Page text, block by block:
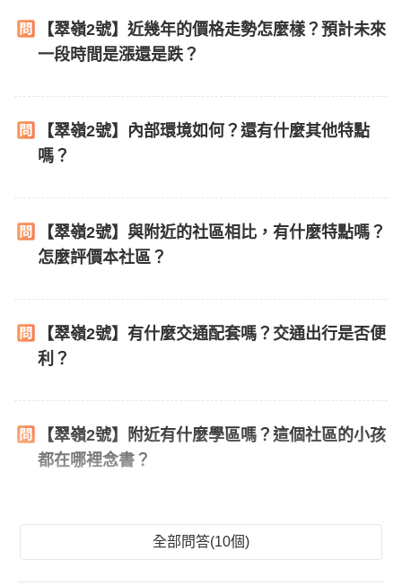
【翠嶺2號】近幾年的價格走勢怎麼樣？預計未來
一段時間是漲還是跌？
【翠嶺2號】內部環境如何？還有什麼其他特點
嗎？
【翠嶺2號】與附近的社區相比，有什麼特點嗎？
怎麼評價本社區？
【翠嶺2號】有什麼交通配套嗎？交通出行是否便
利？
【翠嶺2號】附近有什麼學區嗎？這個社區的小孩
都在哪裡念書？
全部問答(10個)